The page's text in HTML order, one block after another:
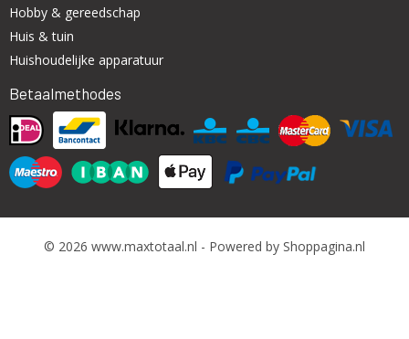
Hobby & gereedschap
Huis & tuin
Huishoudelijke apparatuur
Betaalmethodes
© 2026 www.maxtotaal.nl - Powered by Shoppagina.nl